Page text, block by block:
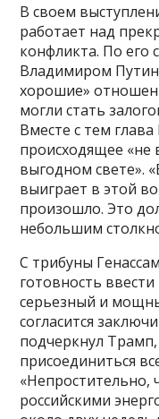
В своем
работает над
конфликта. По его
Владимиром
хорошие»
могли стать
Вместе с тем
происходящее «не
выгодном свете».
выиграет в этой
произошло. Это
небольшим
С трибуны
готовность
серьезный и
согласится
подчеркнул
присоединиться
«Непростительно,
российскими